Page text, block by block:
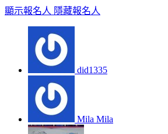
顯示報名人 隱藏報名人
did1335
Mila Mila